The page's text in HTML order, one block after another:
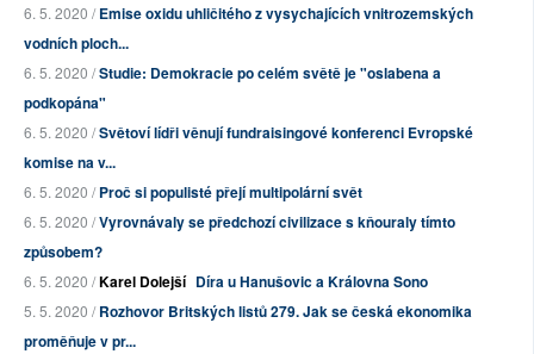
6. 5. 2020 /Emise oxidu uhličitého z vysychajících vnitrozemských
vodních ploch...
6. 5. 2020 /Studie: Demokracie po celém světě je "oslabena a
podkopána"
6. 5. 2020 /Světoví lídři věnují fundraisingové konferenci Evropské
komise na v...
6. 5. 2020 /Proč si populisté přejí multipolární svět
6. 5. 2020 /Vyrovnávaly se předchozí civilizace s kňouraly tímto
způsobem?
6. 5. 2020 /Karel Dolejší Díra u Hanušovic a Královna Sono
5. 5. 2020 /Rozhovor Britských listů 279. Jak se česká ekonomika
proměňuje v pr...